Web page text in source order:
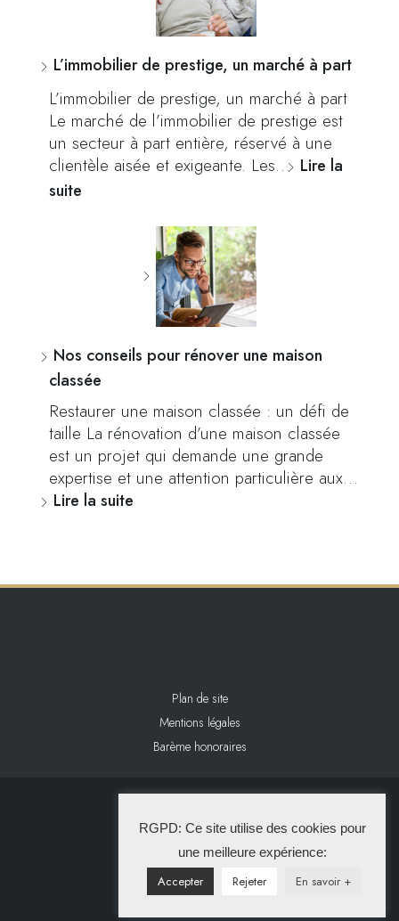
L’immobilier de prestige, un marché à part
L’immobilier de prestige, un marché à part
Le marché de l’immobilier de prestige est
un secteur à part entière, réservé à une
clientèle aisée et exigeante. Les… Lire la
suite
Nos conseils pour rénover une maison
classée
Restaurer une maison classée : un défi de
taille La rénovation d’une maison classée
est un projet qui demande une grande
expertise et une attention particulière aux…
Lire la suite
Plan de site
Mentions légales
Barème honoraires
La Solution Immo
RGPD: Ce site utilise des cookies pour
une meilleure expérience:
Accepter Rejeter En savoir +